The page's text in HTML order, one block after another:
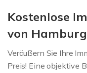
Kostenlose
von
Veräußern Sie Ihre
Preis! Eine objektive